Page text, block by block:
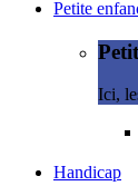
Petite
Ici,
Handicap